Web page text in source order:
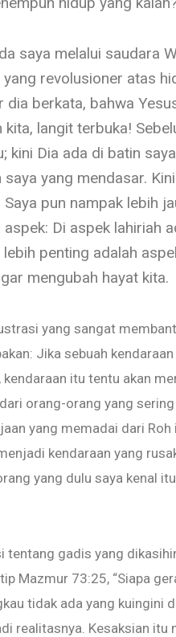
saya melalui saudara
revolusio­ner atas
dia berkata, bahwa
langit terbuka!
kini Dia ada di batin
yang mendasar.
pun nampak lebih
Di aspek lahiriah
penting adalah
mengubah hayat kita.
yang sangat
Jika sebuah
itu tentu akan
orang-orang yang
yang memadai dari Roh
kendaraan yang
yang dulu saya kenal
tentang gadis yang
Mazmur 73:25, “Siapa
tidak ada yang kuingini
realitasnya. Kesaksian itu